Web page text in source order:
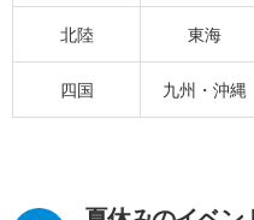
北陸 東海
四国 九州・沖縄